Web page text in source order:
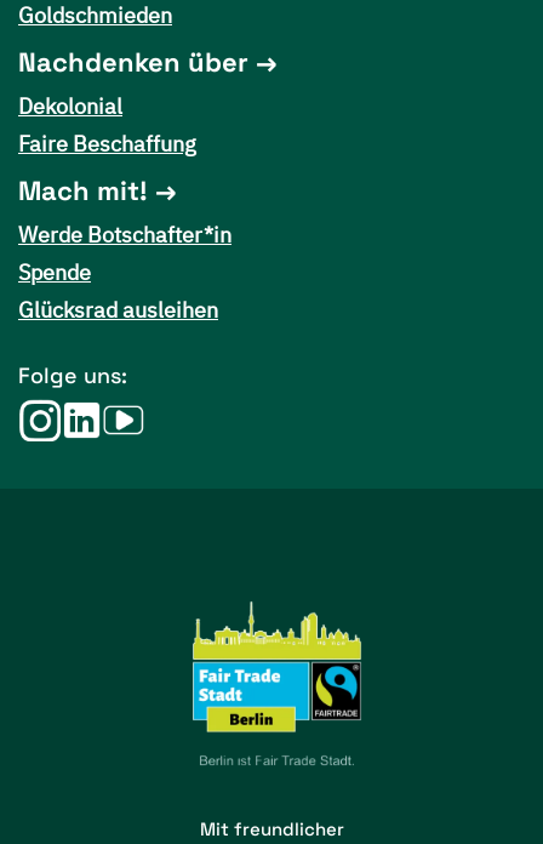
Goldschmieden
Nachdenken über
Dekolonial
Faire Beschaffung
Mach mit!
Werde Botschafter*in
Spende
Glücksrad ausleihen
Folge uns:
Mit freundlicher